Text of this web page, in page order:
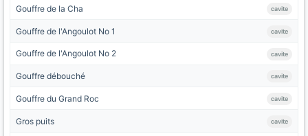
Gouffre de la Cha cavite
Gouffre de l'Angoulot No 1 cavite
Gouffre de l'Angoulot No 2 cavite
Gouffre débouché cavite
Gouffre du Grand Roc cavite
Gros puits cavite